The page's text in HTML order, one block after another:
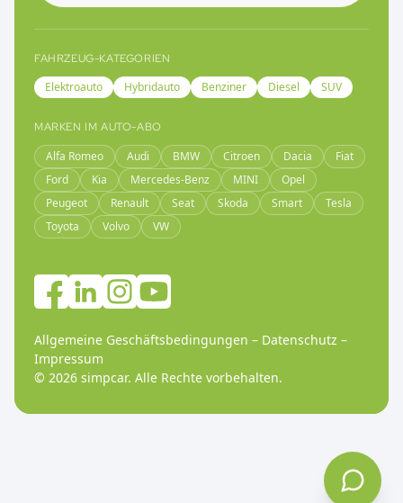
FAHRZEUG-KATEGORIEN
Elektroauto Hybridauto Benziner Diesel SUV
MARKEN IM AUTO-ABO
Alfa Romeo Audi BMW Citroen Dacia
Fiat
Ford
Kia Mercedes-Benz MINI
Opel
Peugeot
Renault Seat Skoda Smart
Tesla
Toyota
Volvo VW
Allgemeine Geschäftsbedingungen – Datenschutz –
Impressum
© 2026 simpcar. Alle Rechte vorbehalten.